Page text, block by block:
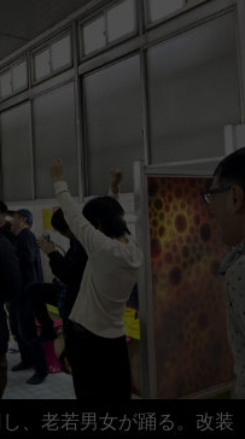
、老若男女が踊る。改装